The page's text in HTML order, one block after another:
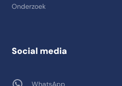
Onderzoek
Social media
WhatsApp